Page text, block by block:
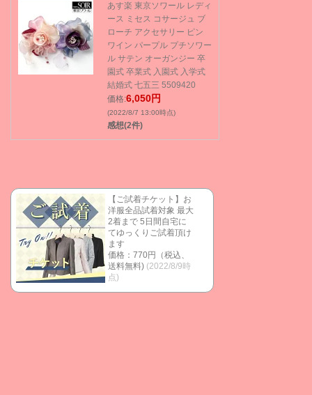
あす楽 東京ソワール レディ
ース ミセス コサージュ ブ
ローチ アクセサリー ピン
ワイン パープル プチソワー
ル サテン オーガンジー 卒
園式 卒業式 入園式 入学式
結婚式 七五三 5509420
価格:6,050円
(2022/8/7 13:00時点)
感想(2件)
【ご試着チケット】お
洋服全品試着対象 最大
2着まで 5日間自宅に
てゆっくりご試着頂け
ます
価格：770円（税込、
送料無料) (2022/8/9時
点)